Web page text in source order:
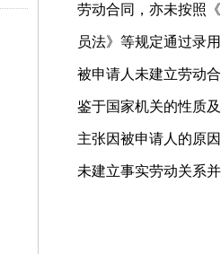
劳动合同，亦未按照
员法》等规定通过录
被申请人未建立劳动
鉴于国家机关的性质
主张因被申请人的原
未建立事实劳动关系并
山西省
民